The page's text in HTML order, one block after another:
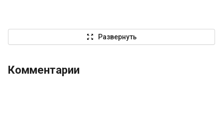
zoom_out_map Развернуть
Комментарии